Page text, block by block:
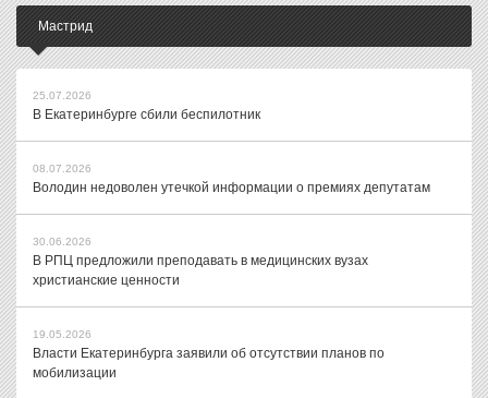
Мастрид
25.07.2026
В Екатеринбурге сбили беспилотник
08.07.2026
Володин недоволен утечкой информации о премиях депутатам
30.06.2026
В РПЦ предложили преподавать в медицинских вузах
христианские ценности
19.05.2026
Власти Екатеринбурга заявили об отсутствии планов по
мобилизации